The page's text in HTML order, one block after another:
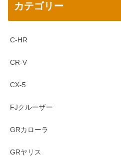
カテゴリー
C-HR
CR-V
CX-5
FJクルーザー
GRカローラ
GRヤリス